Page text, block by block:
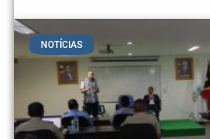
NOTÍCIAS